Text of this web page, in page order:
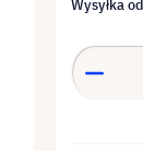
Wysyłka od